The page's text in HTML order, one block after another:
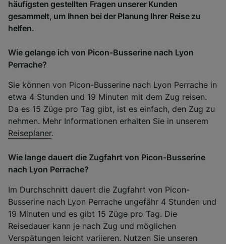
häufigsten gestellten Fragen unserer Kunden
gesammelt, um Ihnen bei der Planung Ihrer Reise zu
helfen.
Wie gelange ich von Picon-Busserine nach Lyon
Perrache?
Sie können von Picon-Busserine nach Lyon Perrache in
etwa 4 Stunden und 19 Minuten mit dem Zug reisen.
Da es 15 Züge pro Tag gibt, ist es einfach, den Zug zu
nehmen. Mehr Informationen erhalten Sie in unserem
Reiseplaner.
Wie lange dauert die Zugfahrt von Picon-Busserine
nach Lyon Perrache?
Im Durchschnitt dauert die Zugfahrt von Picon-
Busserine nach Lyon Perrache ungefähr 4 Stunden und
19 Minuten und es gibt 15 Züge pro Tag. Die
Reisedauer kann je nach Zug und möglichen
Verspätungen leicht variieren. Nutzen Sie unseren